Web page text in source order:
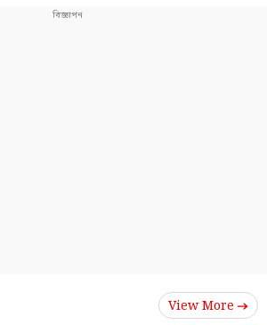
View More